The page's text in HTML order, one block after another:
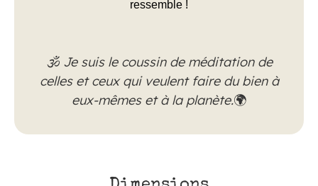
ressemble !
🕉Je suis le coussin de méditation de
celles et ceux qui veulent faire du bien à
eux-mêmes et à la planète.🌍